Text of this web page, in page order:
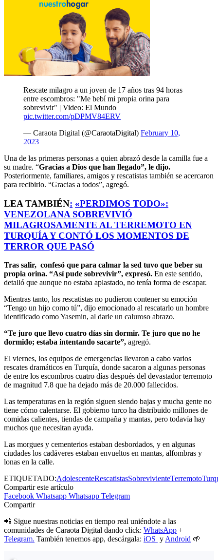
Rescate milagro a un joven de 17 años tras 94 horas
entre escombros: "Me bebí mi propia orina para
sobrevivir" | Video: El Mundo
pic.twitter.com/pDPMV84ERV
— Caraota Digital (@CaraotaDigital) February 10,
2023
Una de las primeras personas a quien abrazó desde la camilla fue a
su madre. “Gracias a Dios que han llegado”, le dijo.
Posteriormente, familiares, amigos y rescatistas también se acercaron
para recibirlo. “Gracias a todos”, agregó.
LEA TAMBIÉN: «PERDIMOS TODO»:
VENEZOLANA SOBREVIVIÓ
MILAGROSAMENTE AL TERREMOTO EN
TURQUÍA Y CONTÓ LOS MOMENTOS DE
TERROR QUE PASÓ
Tras salir, confesó que para calmar la sed tuvo que beber su
propia orina. “Así pude sobrevivir”, expresó. En este sentido,
detalló que aunque no estaba aplastado, no tenía forma de escapar.
Mientras tanto, los rescatistas no pudieron contener su emoción
“Tengo un hijo como tú”, dijo emocionado al rescatarlo un hombre
identificado como Yasemin, al darle un caluroso abrazo.
“Te juro que llevo cuatro días sin dormir. Te juro que no he
dormido; estaba intentando sacarte”, agregó.
El viernes, los equipos de emergencias llevaron a cabo varios
rescates dramáticos en Turquía, donde sacaron a algunas personas
de entre los escombros cuatro días después del devastador terremoto
de magnitud 7.8 que ha dejado más de 20.000 fallecidos.
Las temperaturas en la región siguen siendo bajas y mucha gente no
tiene cómo calentarse. El gobierno turco ha distribuido millones de
comidas calientes, tiendas de campaña y mantas, pero todavía hay
muchos que necesitan ayuda.
Las morgues y cementerios estaban desbordados, y en algunas
ciudades los cadáveres estaban envueltos en mantas, alfombras y
lonas en la calle.
ETIQUETADO:AdolescenteRescatistasSobrevivienteTerremoto
Compartir este artículo
Facebook Whatsapp Whatsapp Telegram
Compartir
📲 Sigue nuestras noticias en tiempo real uniéndote a las
comunidades de Caraota Digital dando click: WhatsApp +
Telegram. También tenemos app, descárgala: iOS y Android 🌱